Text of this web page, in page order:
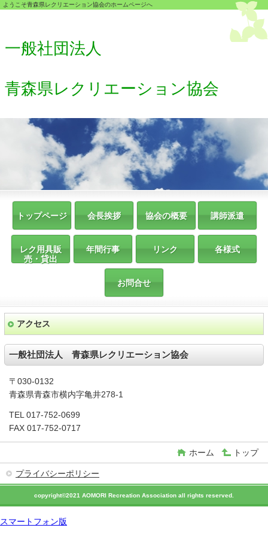
ようこそ青森県レクリエーション協会のホームページへ
一般社団法人
青森県レクリエーション協会
トップページ 会長挨拶 協会の概要 講師派遣
レク用具販
売・貸出
年間行事 リンク 各様式
お問合せ
アクセス
一般社団法人 青森県レクリエーション協会
〒030-0132
青森県青森市横内字亀井278-1
TEL 017-752-0699
FAX 017-752-0717
ホーム トップ
プライバシーポリシー
copyright©2021 AOMORI Recreation Association all rights reserved.
スマートフォン版